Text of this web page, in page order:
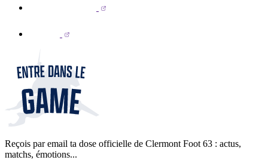
Reçois par email ta dose officielle de Clermont Foot 63 : actus,
matchs, émotions...